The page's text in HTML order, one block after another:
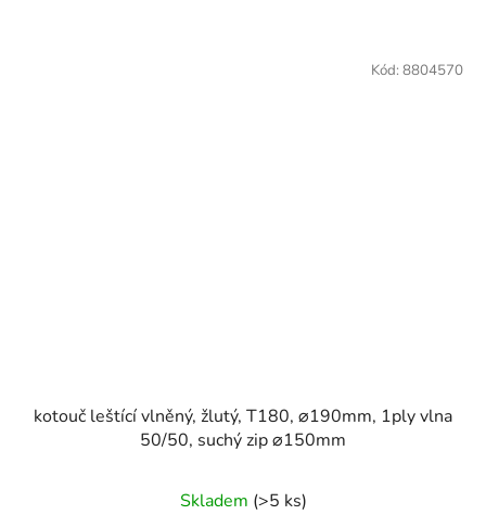
kotouč leštící vlněný, žlutý, T180, ⌀190mm, 1ply vlna
50/50, suchý zip ⌀150mm
Skladem (>5 ks)
Kód: 8804570